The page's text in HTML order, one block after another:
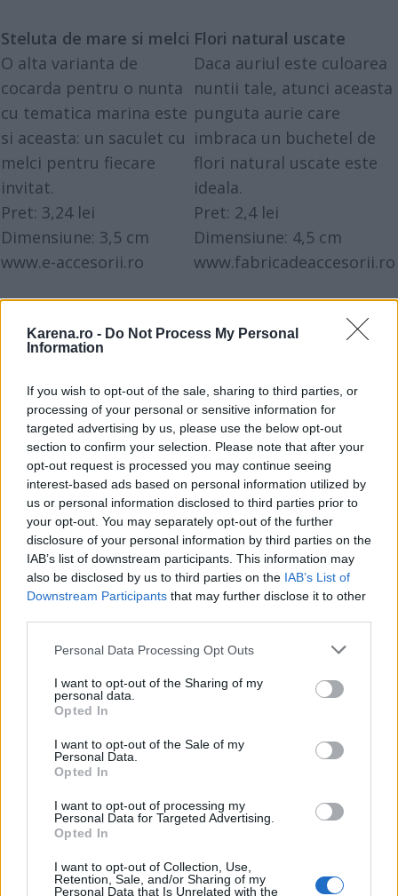
Karena.ro - Do Not Process My Personal
Information
If you wish to opt-out of the sale, sharing to third parties, or
processing of your personal or sensitive information for
targeted advertising by us, please use the below opt-out
section to confirm your selection. Please note that after your
opt-out request is processed you may continue seeing
interest-based ads based on personal information utilized by
us or personal information disclosed to third parties prior to
your opt-out. You may separately opt-out of the further
disclosure of your personal information by third parties on the
IAB’s list of downstream participants. This information may
also be disclosed by us to third parties on the IAB’s List of
Downstream Participants that may further disclose it to other
Please note that this website/app uses one or more Google
not limited to your visit or usage behaviour. You may click to
grant or deny consent to Google and its third-party tags to
use your data for below specified purposes in below Google
consent section.
Personal Data Processing Opt Outs
I want to opt-out of the Sharing of my
personal data.
Opted In
I want to opt-out of the Sale of my
Personal Data.
Opted In
I want to opt-out of processing my
Personal Data for Targeted Advertising.
Opted In
I want to opt-out of Collection, Use,
Retention, Sale, and/or Sharing of my
Personal Data that Is Unrelated with the
Steluta de mare si melci
O alta varianta de
cocarda pentru o nunta
cu tematica marina este
si aceasta: un saculet cu
melci pentru fiecare
invitat.
Pret: 3,24 lei
Dimensiune: 3,5 cm
www.e-accesorii.ro
Flori natural uscate
Daca auriul este culoarea
nuntii tale, atunci aceasta
punguta aurie care
imbraca un buchetel de
flori natural uscate este
ideala.
Pret: 2,4 lei
Dimensiune: 4,5 cm
www.fabricadeaccesorii.ro
Spice de grau
Pentru un nunta cu tematica
rustica am gasit cocarda
potrivita: un buchetel de
spice de grau norocoase
legate cu fundita din rafie
naturala.
Pret: 2,07 lei
Dimensiune: 9 cm
www.e-accesorii.ro
Papura
Daca florile de
papura reprezinta
ceva special pentru
voi doi, atunci
aceasta cocarda este
ideala.
www.e-accesorii.ro